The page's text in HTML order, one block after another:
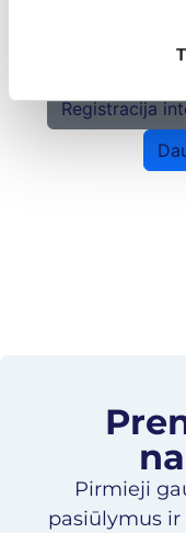
Registracija
Pirmieji
pasiūlymus